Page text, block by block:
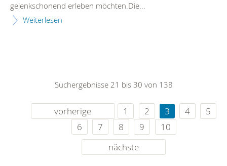
gelenkschonend erleben möchten.Die...
Weiterlesen
Suchergebnisse 21 bis 30 von 138
vorherige 1 2 3 4
5
6
7 8 9
10
nächste